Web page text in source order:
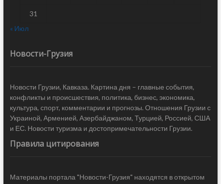
31
« Июл
Новости-Грузия
Новости Грузии, Кавказа. Картина дня – главные события,
конфликты и происшествия, политика, бизнес, экономика,
культура, спорт, комментарии и прогнозы. Отношения Грузии с
Украиной, Арменией, Азербайджаном, Турцией, Россией, США
и ЕС. Новости туризма и достопримечательности Грузии.
Правила цитирования
Материалы портала "Новости-Грузия" находятся в открытом